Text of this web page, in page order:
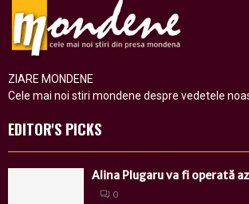
ZIARE MONDENE
Cele mai noi stiri mondene despre vedetele
EDITOR'S PICKS
Alina Plugaru va fi operată
0